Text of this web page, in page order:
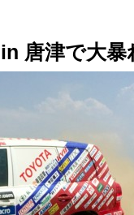
唐津で大暴